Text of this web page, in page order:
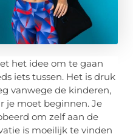
het idee om te gaan
iets tussen. Het is druk
vanwege de kinderen,
je moet beginnen. Je
om zelf aan de
is moeilijk te vinden